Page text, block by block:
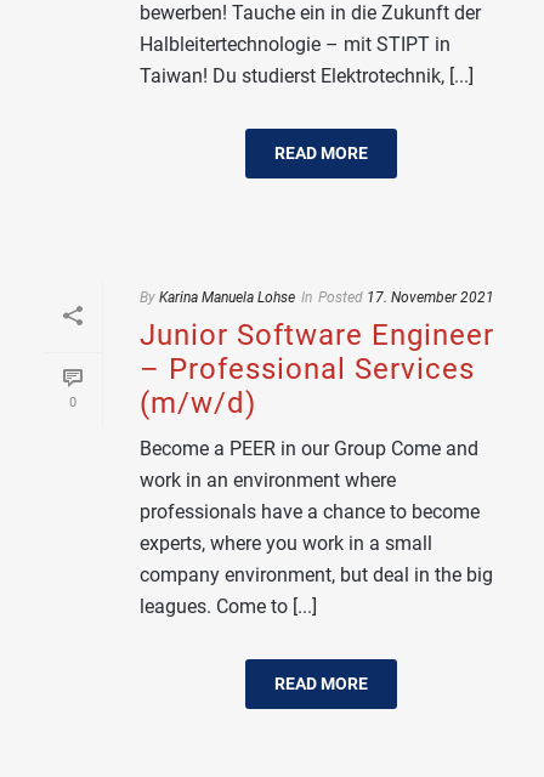
bewerben! Tauche ein in die Zukunft der
Halbleitertechnologie – mit STIPT in
Taiwan! Du studierst Elektrotechnik, [...]
READ MORE
0
By Karina Manuela Lohse In Posted 17. November 2021
Junior Software Engineer
– Professional Services
(m/w/d)
Become a PEER in our Group Come and
work in an environment where
professionals have a chance to become
experts, where you work in a small
company environment, but deal in the big
leagues. Come to [...]
READ MORE